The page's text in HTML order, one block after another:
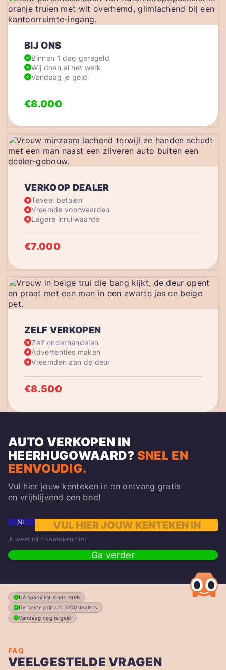
VERKOOP DEALER
Teveel betalen
Vreemde voorwaarden
Lagere inruilwaarde
€7.000
BIJ ONS
Binnen 1 dag geregeld
Wij doen al het werk
Vandaag je geld
€8.000
ZELF VERKOPEN
Zelf onderhandelen
Advertenties maken
Vreemden aan de deur
€8.500
AUTO VERKOPEN IN
HEERHUGOWAARD? SNEL EN
EENVOUDIG.
Vul hier jouw kenteken in en ontvang gratis
en vrijblijvend een bod!
NL
Ik weet mijn kenteken niet
Ga verder
Dé specialist sinds 1998
De beste prijs uit 5000 dealers
Vandaag nog je geld
FAQ
VEELGESTELDE VRAGEN